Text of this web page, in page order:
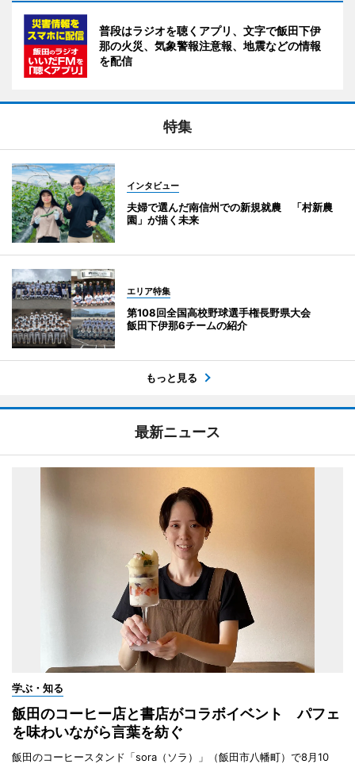
普段はラジオを聴くアプリ、文字で飯田下伊
那の火災、気象警報注意報、地震などの情報
を配信
特集
インタビュー
夫婦で選んだ南信州での新規就農 「村新農
園」が描く未来
エリア特集
第108回全国高校野球選手権長野県大会
飯田下伊那6チームの紹介
もっと見る
最新ニュース
学ぶ・知る
飯田のコーヒー店と書店がコラボイベント パフェ
を味わいながら言葉を紡ぐ
飯田のコーヒースタンド「sora（ソラ）」（飯田市八幡町）で8月10